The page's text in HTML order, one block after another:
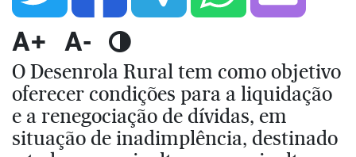
A+ A-
O Desenrola Rural tem como objetivo
oferecer condições para a liquidação
e a renegociação de dívidas, em
situação de inadimplência, destinado